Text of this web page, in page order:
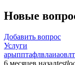
Новые
Добавить вопрос
Услуги